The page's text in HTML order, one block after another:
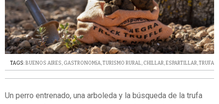
TAGS:BUENOS AIRES, GASTRONOMíA,TURISMO RURAL, CHILLAR,ESPARTILLAR,TRUFA
Un perro entrenado, una arboleda y la búsqueda de la trufa